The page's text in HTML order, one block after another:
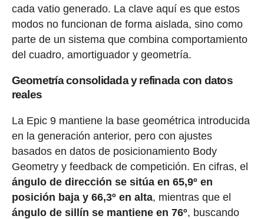
cada vatio generado. La clave aquí es que estos
modos no funcionan de forma aislada, sino como
parte de un sistema que combina comportamiento
del cuadro, amortiguador y geometría.
Geometría consolidada y refinada con datos
reales
La Epic 9 mantiene la base geométrica introducida
en la generación anterior, pero con ajustes
basados en datos de posicionamiento Body
Geometry y feedback de competición. En cifras, el
ángulo de dirección se sitúa en 65,9º en
posición baja y 66,3º en alta, mientras que el
ángulo de sillín se mantiene en 76º, buscando